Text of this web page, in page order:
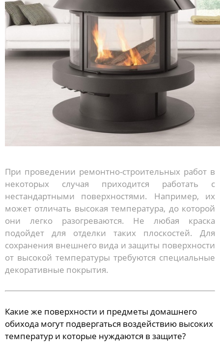
При проведении ремонтно-строительных работ в
некоторых случая приходится работать с
нестандартными поверхностями. Например, их
может отличать высокая температура, до которой
они легко разогреваются. Не любая краска
подойдет для отделки таких плоскостей. Для
сохранения внешнего вида и защиты поверхности
от высокой температуры требуются специальные
декоративные покрытия.
Какие же поверхности и предметы домашнего
обихода могут подвергаться воздействию высоких
температур и которые нуждаются в защите?